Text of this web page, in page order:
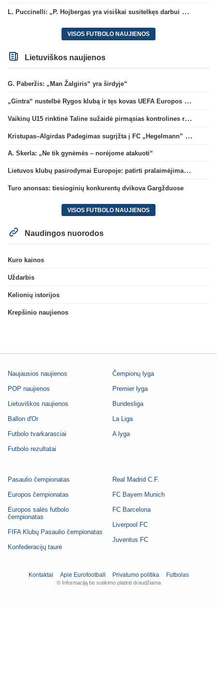
L. Puccinelli: „P. Hojbergas yra visiškai susitelkęs darbui Marselyje“
VISOS FUTBOLO NAUJIENOS
Lietuviškos naujienos
G. Paberžis: „Man Žalgiris“ yra širdyje“
„Gintra“ nustelbė Rygos klubą ir tęs kovas UEFA Europos taurės atrankoje
Vaikinų U15 rinktinė Taline sužaidė pirmąsias kontrolines rungtynes
Kristupas–Algirdas Padegimas sugrįžta į FC „Hegelmann” B sudėtį
A. Skerla: „Ne tik gynėmės – norėjome atakuoti“
Lietuvos klubų pasirodymai Europoje: patirti pralaimėjimai Kroatijos atstovams
Turo anonsas: tiesioginių konkurentų dvikova Gargžduose
VISOS FUTBOLO NAUJIENOS
Naudingos nuorodos
Kuro kainos
Uždarbis
Kelionių istorijos
Krepšinio naujienos
Naujausios naujienos
POP naujienos
Lietuviškos naujienos
Ballon d'Or
Futbolo tvarkarasciai
Futbolo rezultatai
Čempionų lyga
Premier lyga
Bundesliga
La Liga
A lyga
Pasaulio čempionatas
Europos čempionatas
Europos salės futbolo
čempionatas
FIFA Klubų Pasaulio čempionatas
Konfederacijų taurė
Real Madrid C.F.
FC Bayern Munich
FC Barcelona
Liverpool FC
Juventus FC
Kontaktai Apie Eurofootball Privatumo politika Futbolas
© Informaciją be sutikimo platinti draudžiama